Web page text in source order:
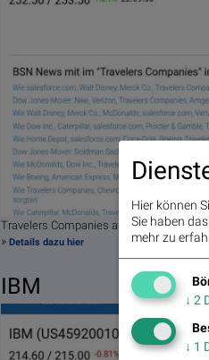
Travelers Companies am 27.11. 1,10%,
» Details dazu hier
IBM
Hier können
Sie haben
mehr zu
↓ 2
↓ 1